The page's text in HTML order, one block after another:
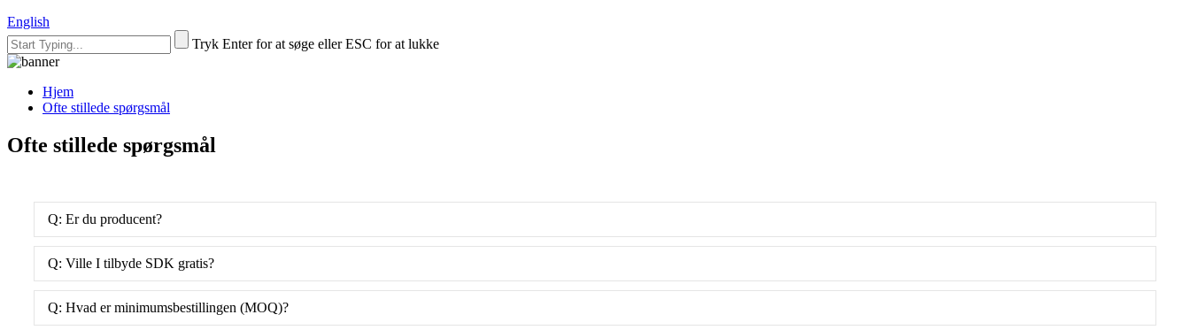
English
Tryk Enter for at søge eller ESC for at lukke
Hjem
Ofte stillede spørgsmål
Ofte stillede spørgsmål
Q: Er du producent?
Q: Ville I tilbyde SDK gratis?
Q: Hvad er minimumsbestillingen (MOQ)?